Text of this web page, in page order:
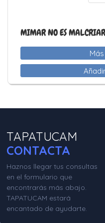
MIMAR NO ES MALCRIAR
TAPATUCAM
CONTACTA
Haznos llegar tus consultas
en el formulario que
encontrarás más abajo.
TAPATUCAM estará
encantado de ayudarte.